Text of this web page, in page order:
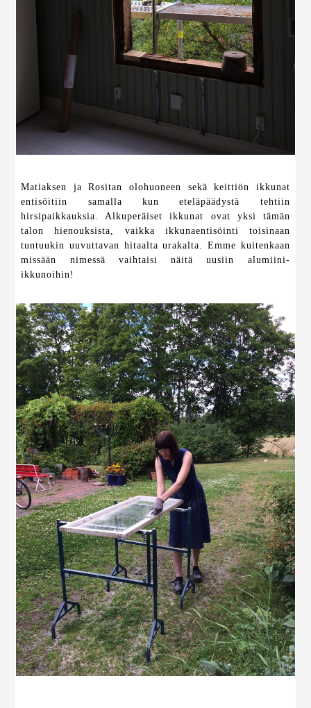
Matiaksen ja Rositan olohuoneen sekä keittiön ikkunat
entisöitiin samalla kun eteläpäädystä tehtiin
hirsipaikkauksia. Alkuperäiset ikkunat ovat yksi tämän
talon hienouksista, vaikka ikkunaentisöinti toisinaan
tuntuukin uuvuttavan hitaalta urakalta. Emme kuitenkaan
missään nimessä vaihtaisi näitä uusiin alumiini-
ikkunoihin!